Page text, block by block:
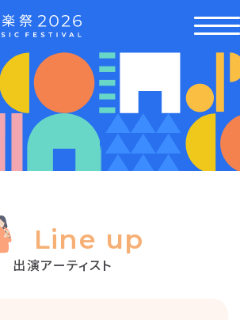
Line up
出演アーティスト